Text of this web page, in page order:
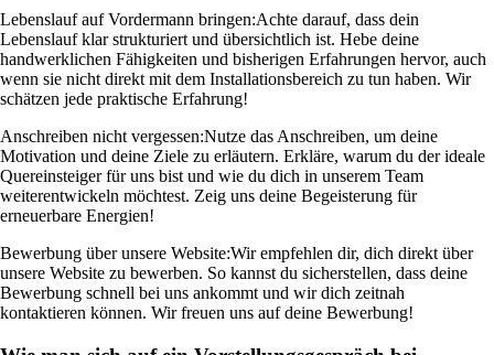
Lebenslauf auf Vordermann bringen:Achte darauf, dass dein
Lebenslauf klar strukturiert und übersichtlich ist. Hebe deine
handwerklichen Fähigkeiten und bisherigen Erfahrungen hervor, auch
wenn sie nicht direkt mit dem Installationsbereich zu tun haben. Wir
schätzen jede praktische Erfahrung!
Anschreiben nicht vergessen:Nutze das Anschreiben, um deine
Motivation und deine Ziele zu erläutern. Erkläre, warum du der ideale
Quereinsteiger für uns bist und wie du dich in unserem Team
weiterentwickeln möchtest. Zeig uns deine Begeisterung für
erneuerbare Energien!
Bewerbung über unsere Website:Wir empfehlen dir, dich direkt über
unsere Website zu bewerben. So kannst du sicherstellen, dass deine
Bewerbung schnell bei uns ankommt und wir dich zeitnah
kontaktieren können. Wir freuen uns auf deine Bewerbung!